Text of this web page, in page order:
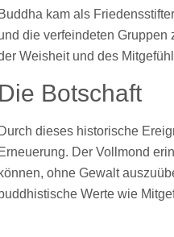
Buddha kam als
die verfeindeten
Weisheit und des
Die Botschaft
Durch dieses historische
Erneuerung. Der Vollmond
können, ohne Gewalt
buddhistische Werte wie